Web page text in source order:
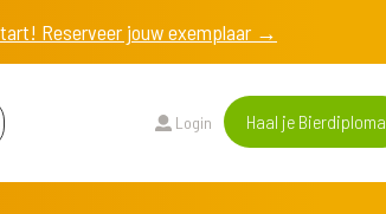
Reserveer jouw exemplaar →
Login Haal je Bierdiploma